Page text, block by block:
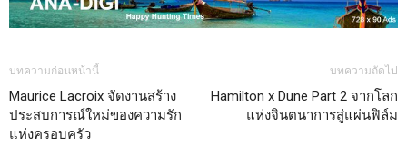
บทความก่อนหน้านี้
Maurice Lacroix จัดงานสร้าง
ประสบการณ์ใหม่ของความรัก
แห่งครอบครัว
บทความถัดไป
Hamilton x Dune Part 2 จากโลก
แห่งจินตนาการสู่แผ่นฟิล์ม